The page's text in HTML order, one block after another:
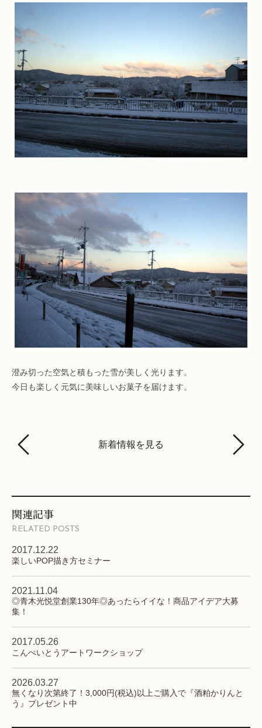
澄み切った空気と積もった雪が美しく光ります。
今日も楽しく元気に美味しいお菓子を届けます。
新着情報を見る
関連記事
RELATED POSTS
2017.12.22
楽しいPOP描き方セミナー
2021.11.04
◎青木光悦堂創業130年◎あったらイイな！商品アイデア大募
集！
2017.05.26
こんぺいとうアートワークショップ
2026.03.27
無くなり次第終了！3,000円(税込)以上ご購入で『酒粕かりんと
う』プレゼント中